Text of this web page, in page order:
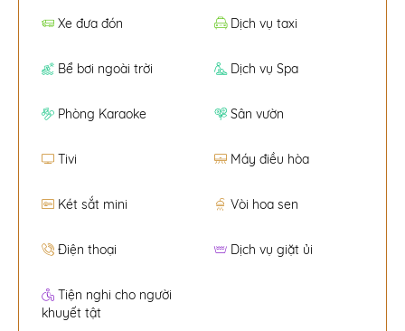
Xe đưa đón Dịch vụ taxi
Bể bơi ngoài trời Dịch vụ Spa
Phòng Karaoke Sân vườn
Tivi Máy điều hòa
Két sắt mini Vòi hoa sen
Điện thoại Dịch vụ giặt ủi
Tiện nghi cho người
khuyết tật